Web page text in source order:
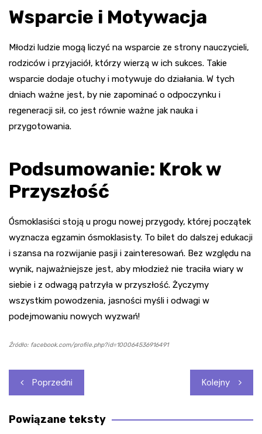
Wsparcie i Motywacja
Młodzi ludzie mogą liczyć na wsparcie ze strony nauczycieli,
rodziców i przyjaciół, którzy wierzą w ich sukces. Takie
wsparcie dodaje otuchy i motywuje do działania. W tych
dniach ważne jest, by nie zapominać o odpoczynku i
regeneracji sił, co jest równie ważne jak nauka i
przygotowania.
Podsumowanie: Krok w
Przyszłość
Ósmoklasiści stoją u progu nowej przygody, której początek
wyznacza egzamin ósmoklasisty. To bilet do dalszej edukacji
i szansa na rozwijanie pasji i zainteresowań. Bez względu na
wynik, najważniejsze jest, aby młodzież nie traciła wiary w
siebie i z odwagą patrzyła w przyszłość. Życzymy
wszystkim powodzenia, jasności myśli i odwagi w
podejmowaniu nowych wyzwań!
Źródło: facebook.com/profile.php?id=100064536916491
Nawigacja
wpisu
Poprzedni Kolejny
Powiązane teksty